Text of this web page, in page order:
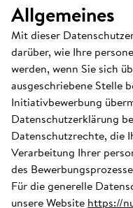
Allgemeines
Mit dieser
darüber, wie Ihre
werden, wenn Sie sich
ausgeschriebene Stelle
Initiativbewerbung
Datenschutzerklärung
Datenschutzrechte, die
Verarbeitung Ihrer
des
Für die generelle
unsere Website https://